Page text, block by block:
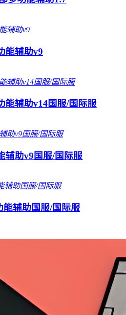
能辅助v9
能辅助v14国服/国际服
辅助v9国服/国际服
辅助国服/国际服